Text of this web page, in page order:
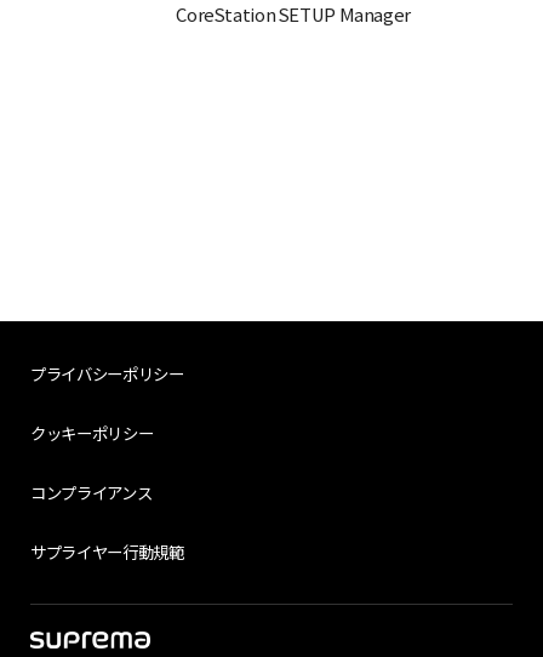
CoreStation SETUP Manager
プライバシーポリシー
クッキーポリシー
コンプライアンス
サプライヤー行動規範